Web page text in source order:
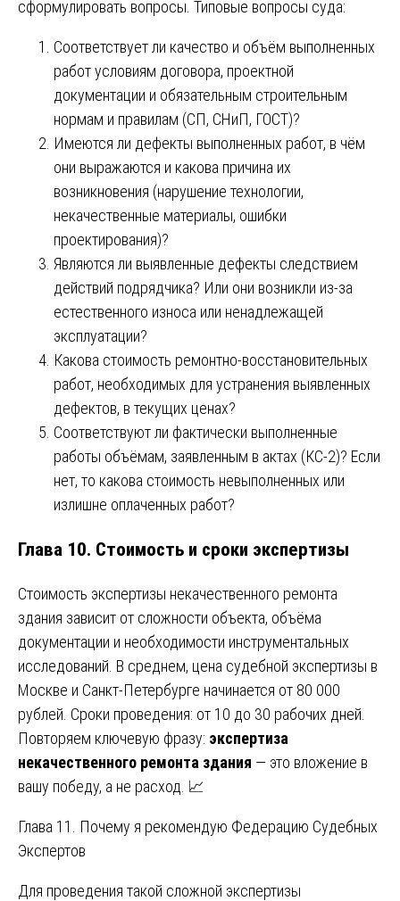
сформулировать вопросы. Типовые вопросы суда:
Соответствует ли качество и объём выполненных
работ условиям договора, проектной
документации и обязательным строительным
нормам и правилам (СП, СНиП, ГОСТ)?
Имеются ли дефекты выполненных работ, в чём
они выражаются и какова причина их
возникновения (нарушение технологии,
некачественные материалы, ошибки
проектирования)?
Являются ли выявленные дефекты следствием
действий подрядчика? Или они возникли из-за
естественного износа или ненадлежащей
эксплуатации?
Какова стоимость ремонтно-восстановительных
работ, необходимых для устранения выявленных
дефектов, в текущих ценах?
Соответствуют ли фактически выполненные
работы объёмам, заявленным в актах (КС-2)? Если
нет, то какова стоимость невыполненных или
излишне оплаченных работ?
Глава 10. Стоимость и сроки экспертизы
Стоимость экспертизы некачественного ремонта
здания зависит от сложности объекта, объёма
документации и необходимости инструментальных
исследований. В среднем, цена судебной экспертизы в
Москве и Санкт-Петербурге начинается от 80 000
рублей. Сроки проведения: от 10 до 30 рабочих дней.
Повторяем ключевую фразу: экспертиза
некачественного ремонта здания — это вложение в
вашу победу, а не расход. 📈
Глава 11. Почему я рекомендую Федерацию Судебных
Экспертов
Для проведения такой сложной экспертизы